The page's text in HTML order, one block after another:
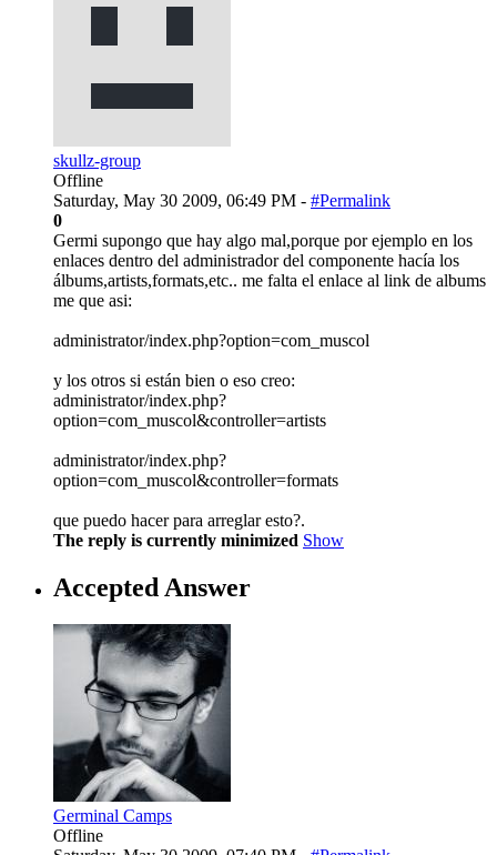
skullz-group
Offline
Saturday, May 30 2009, 06:49 PM - #Permalink
0
Germi supongo que hay algo mal,porque por ejemplo en los
enlaces dentro del administrador del componente hacía los
álbums,artists,formats,etc.. me falta el enlace al link de albums
me que asi:
administrator/index.php?option=com_muscol
y los otros si están bien o eso creo:
administrator/index.php?
option=com_muscol&controller=artists
administrator/index.php?
option=com_muscol&controller=formats
que puedo hacer para arreglar esto?.
The reply is currently minimized Show
Accepted Answer
Germinal Camps
Offline